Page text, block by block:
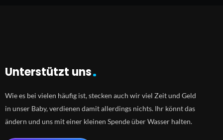
Unterstützt uns
Wie es bei vielen häufig ist, stecken auch wir viel Zeit und Geld
in unser Baby, verdienen damit allerdings nichts. Ihr könnt das
ändern und uns mit einer kleinen Spende über Wasser halten.